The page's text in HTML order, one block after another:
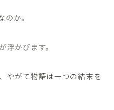
か。
浮かびます。
やがて物語は一つの結末を